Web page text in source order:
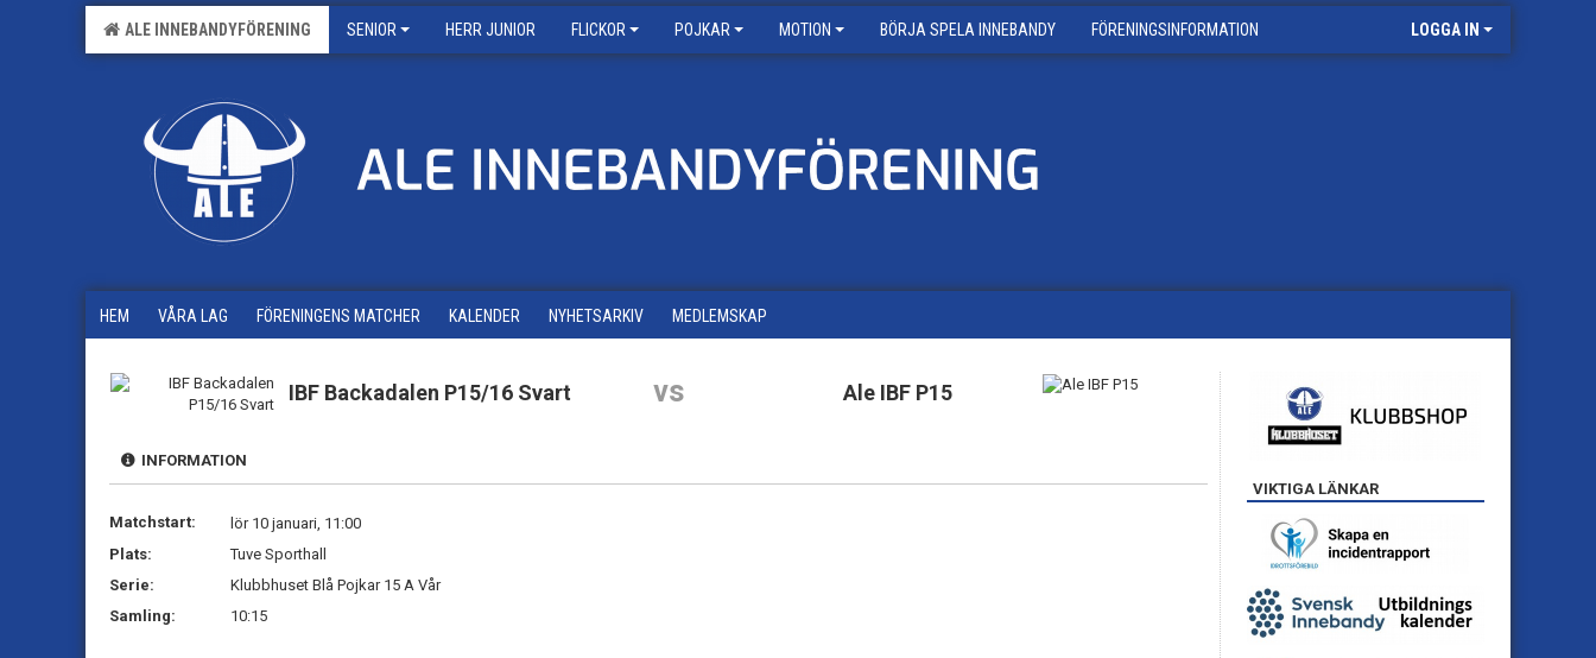
ALE INNEBANDYFÖRENING SENIOR HERR JUNIOR FLICKOR POJKAR MOTION BÖRJA SPELA INNEBANDY FÖRENINGSINFORMATION LOGGA IN
HEM VÅRA LAG FÖRENINGENS MATCHER KALENDER NYHETSARKIV MEDLEMSKAP
IBF Backadalen P15/16 Svart vs Ale IBF P15
INFORMATION
Matchstart:
lör 10 januari, 11:00
Plats:
Tuve Sporthall
Serie:
Klubbhuset Blå Pojkar 15 A Vår
Samling:
10:15
VIKTIGA LÄNKAR